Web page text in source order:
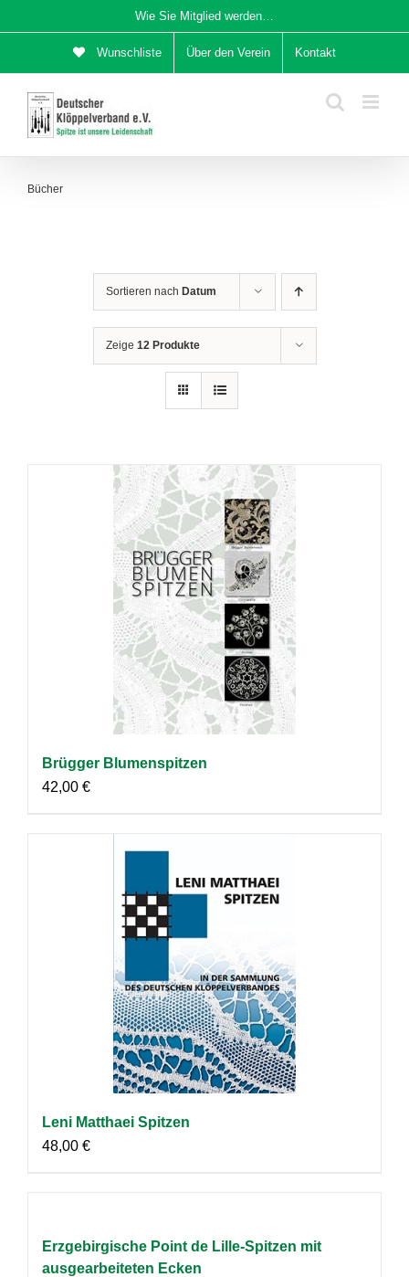
Inhalt
Wie Sie Mitglied werden…
Wunschliste Über den Verein Kontakt
Bücher
Sortieren nach Datum
Zeige 12 Produkte
Brügger Blumenspitzen
42,00 €
Leni Matthaei Spitzen
48,00 €
Erzgebirgische Point de Lille-Spitzen mit
ausgearbeiteten Ecken